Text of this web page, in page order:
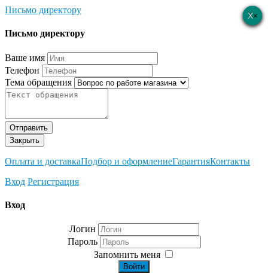
Письмо директору
×
Письмо директору
Ваше имя
Телефон
Тема обращения
Отправить
Закрыть
Оплата и доставкаПодбор и оформлениеГарантияКонтакты
Вход Регистрация
×
Вход
Логин
Пароль
Запомнить меня
Войти
×
×
×